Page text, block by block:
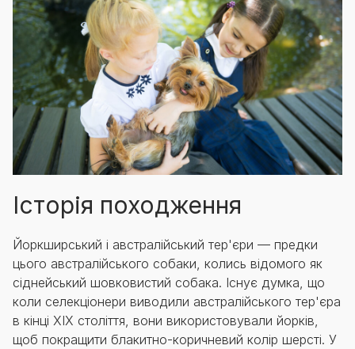
Історія походження
Йоркширський і австралійський тер'єри — предки
цього австралійського собаки, колись відомого як
сіднейський шовковистий собака. Існує думка, що
коли селекціонери виводили австралійського тер'єра
в кінці ХІХ століття, вони використовували йорків,
щоб покращити блакитно-коричневий колір шерсті. У